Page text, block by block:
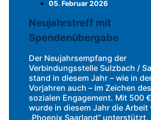
05. Februar 2026
Neujahrstreff mit
Spendenübergabe
Der Neujahrsempfang der
Verbindungsstelle Sulzbach /
stand in diesem Jahr – wie in
Vorjahren auch – im Zeichen des
sozialen Engagement. Mit 500 €
wurde in diesem Jahr die Arbeit
„Phoenix Saarland“ unterstützt.